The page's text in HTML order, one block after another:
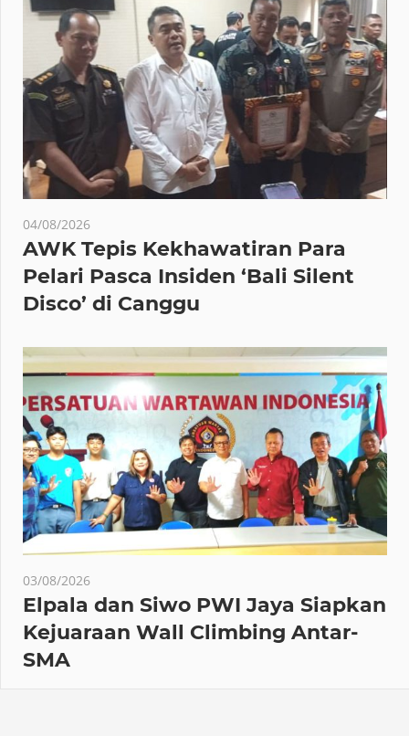
04/08/2026
AWK Tepis Kekhawatiran Para
Pelari Pasca Insiden ‘Bali Silent
Disco’ di Canggu
03/08/2026
Elpala dan Siwo PWI Jaya Siapkan
Kejuaraan Wall Climbing Antar-
SMA